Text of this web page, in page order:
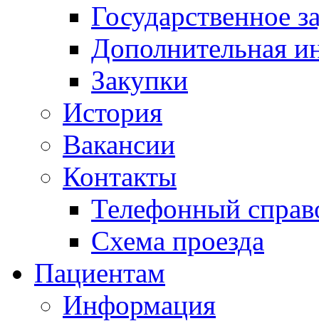
Государственное
Дополнительная
Закупки
История
Вакансии
Контакты
Телефонный
Схема проезда
Пациентам
Информация